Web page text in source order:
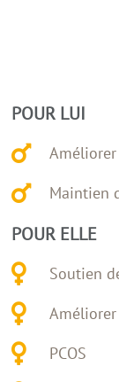
POUR LUI
Maintien
POUR ELLE
Soutien
PCOS